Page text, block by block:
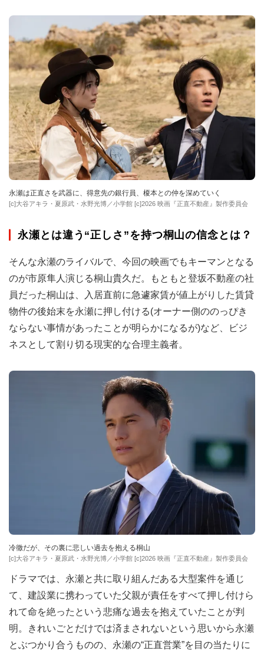
永瀬は正直さを武器に、得意先の銀行員、榎本との仲を深めていく
[c]大谷アキラ・夏原武・水野光博／小学館 [c]2026 映画『正直不動産』製作委員会
永瀬とは違う“正しさ”を持つ桐山の信念とは？
そんな永瀬のライバルで、今回の映画でもキーマンとなる
のが市原隼人演じる桐山貴久だ。もともと登坂不動産の社
員だった桐山は、入居直前に急遽家賃が値上がりした賃貸
物件の後始末を永瀬に押し付ける(オーナー側ののっぴき
ならない事情があったことが明らかになるが)など、ビジ
ネスとして割り切る現実的な合理主義者。
冷徹だが、その裏に悲しい過去を抱える桐山
[c]大谷アキラ・夏原武・水野光博／小学館 [c]2026 映画『正直不動産』製作委員会
ドラマでは、永瀬と共に取り組んだある大型案件を通じ
て、建設業に携わっていた父親が責任をすべて押し付けら
れて命を絶ったという悲痛な過去を抱えていたことが判
明。きれいごとだけでは済まされないという思いから永瀬
とぶつかり合うものの、永瀬の“正直営業”を目の当たりに